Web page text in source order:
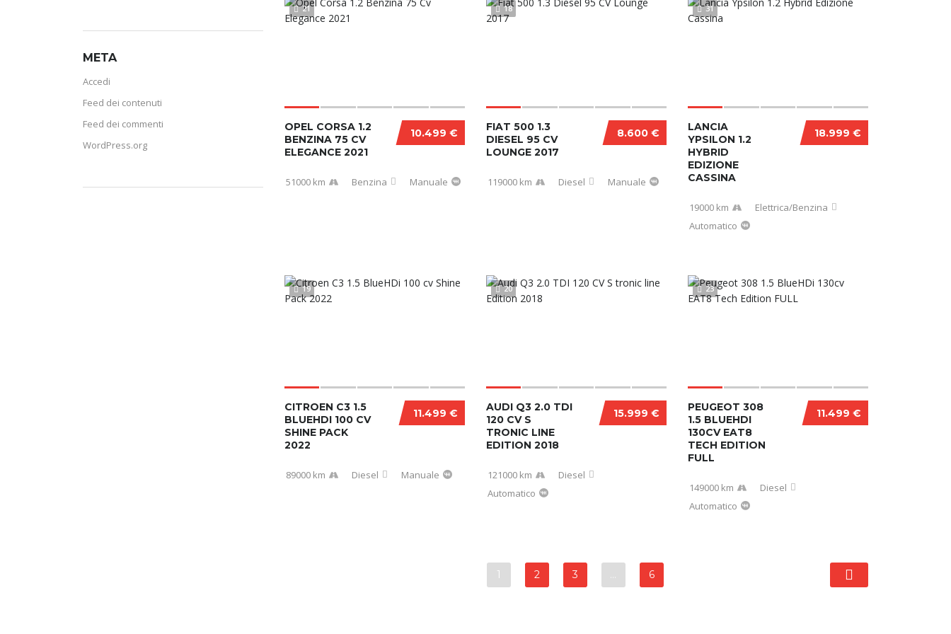
META
Accedi
Feed dei contenuti
Feed dei commenti
WordPress.org
21
10.499 €
OPEL CORSA 1.2
BENZINA 75 CV
ELEGANCE 2021
51000 km Benzina Manuale
18
8.600 €
FIAT 500 1.3
DIESEL 95 CV
LOUNGE 2017
119000 km Diesel Manuale
31
18.999 €
LANCIA
YPSILON 1.2
HYBRID
EDIZIONE
CASSINA
19000 km
Elettrica/Benzina
Automatico
19
11.499 €
CITROEN C3 1.5
BLUEHDI 100 CV
SHINE PACK
2022
89000 km Diesel Manuale
20
15.999 €
AUDI Q3 2.0 TDI
120 CV S
TRONIC LINE
EDITION 2018
121000 km
Diesel
Automatico
23
11.499 €
PEUGEOT 308
1.5 BLUEHDI
130CV EAT8
TECH EDITION
FULL
149000 km
Diesel
Automatico
1 2 3 … 6